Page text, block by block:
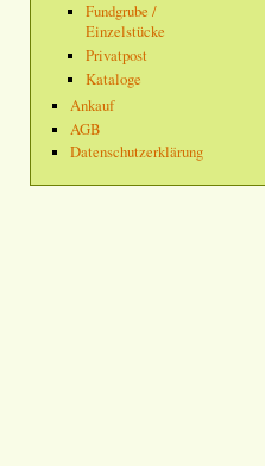
Fundgrube /
Einzelstücke
Privatpost
Kataloge
Ankauf
AGB
Datenschutzerklärung